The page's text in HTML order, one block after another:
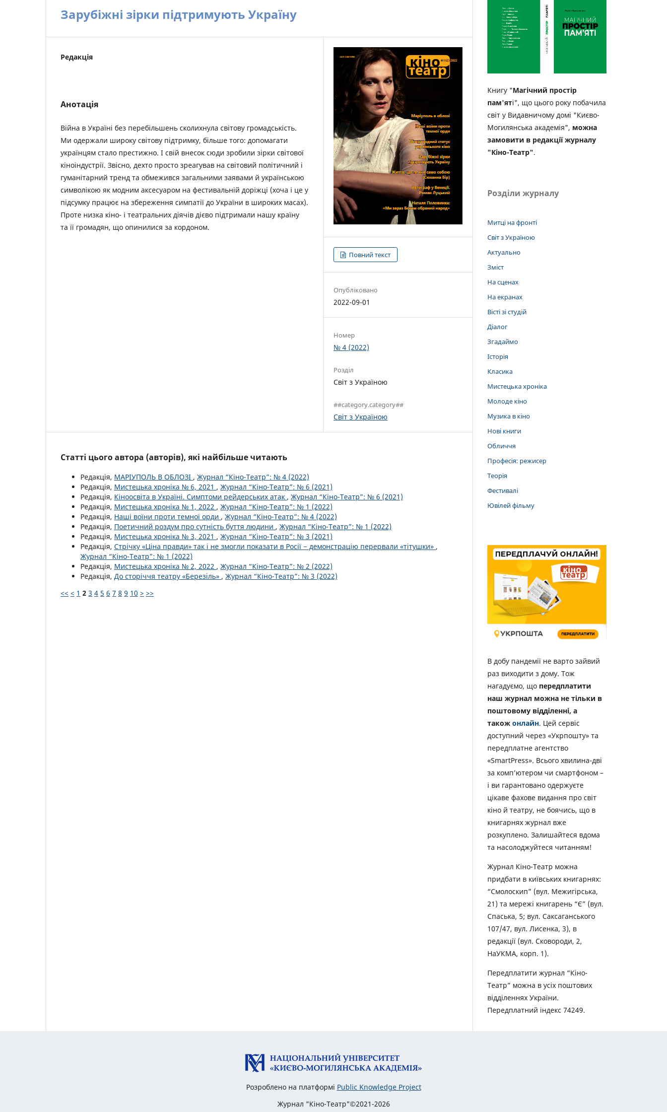
Зарубіжні зірки підтримують Україну
Редакція
Анотація
Війна в Україні без перебільшень сколихнула світову громадськість.
Ми одержали широку світову підтримку, більше того: допомагати
українцям стало престижно. І свій внесок сюди зробили зірки світової
кіноіндустрії. Звісно, дехто просто зреагував на світовий політичний і
гуманітарний тренд та обмежився загальними заявами й українською
символікою як модним аксесуаром на фестивальній доріжці (хоча і це у
підсумку працює на збереження симпатії до України в широких масах).
Проте низка кіно- і театральних діячів дієво підтримали нашу країну
та її громадян, що опинилися за кордоном.
Повний текст
Опубліковано
2022-09-01
Номер
№ 4 (2022)
Розділ
Світ з Україною
##category.category##
Світ з Україною
Статті цього автора (авторів), які найбільше читають
Редакція, МАРІУПОЛЬ В ОБЛОЗІ , Журнал “Кіно-Театр”: № 4 (2022)
Редакція, Мистецька хроніка № 6, 2021 , Журнал “Кіно-Театр”: № 6 (2021)
Редакція, Кіноосвіта в Україні. Симптоми рейдерських атак , Журнал “Кіно-Театр”: № 6 (2021)
Редакція, Мистецька хроніка № 1, 2022 , Журнал “Кіно-Театр”: № 1 (2022)
Редакція, Наші воїни проти темної орди , Журнал “Кіно-Театр”: № 4 (2022)
Редакція, Поетичний роздум про сутність буття людини , Журнал “Кіно-Театр”: № 1 (2022)
Редакція, Мистецька хроніка № 3, 2021 , Журнал “Кіно-Театр”: № 3 (2021)
Редакція, Стрічку «Ціна правди» так і не змогли показати в Росії − демонстрацію перервали «тітушки» ,
Журнал “Кіно-Театр”: № 1 (2022)
Редакція, Мистецька хроніка № 2, 2022 , Журнал “Кіно-Театр”: № 2 (2022)
Редакція, До сторіччя театру «Березіль» , Журнал “Кіно-Театр”: № 3 (2022)
<< < 1 2 3 4 5 6 7 8 9 10 > >>
Книгу "Магічний простір
пам'яті", що цього року побачила
світ у Видавничому домі "Києво-
Могилянська академія", можна
замовити в редакції журналу
"Кіно-Театр".
Розділи журналу
Митці на фронті
Світ з Україною
Актуально
Зміст
На сценах
На екранах
Вісті зі студій
Діалог
Згадаймо
Історія
Класика
Мистецька хроніка
Молоде кіно
Музика в кіно
Нові книги
Обличчя
Професія: режисер
Теорія
Фестивалі
Ювілей фільму
В добу пандемії не варто зайвий
раз виходити з дому. Тож
нагадуємо, що передплатити
наш журнал можна не тільки в
поштовому відділенні, а
також онлайн. Цей сервіс
доступний через «Укрпошту» та
передплатне агентство
«SmartPress». Всього хвилина-дві
за комп’ютером чи смартфоном –
і ви гарантовано одержуєте
цікаве фахове видання про світ
кіно й театру, не боячись, що в
книгарнях журнал вже
розкуплено. Залишайтеся вдома
та насолоджуйтеся читанням!
Журнал Кіно-Театр можна
придбати в київських книгарнях:
“Смолоскип” (вул. Межигірська,
21) та мережі книгарень “Є” (вул.
Спаська, 5; вул. Саксаганського
107/47, вул. Лисенка, 3), в
редакції (вул. Сковороди, 2,
НаУКМА, корп. 1).
Передплатити журнал “Кіно-
Театр” можна в усіх поштових
відділеннях України.
Передплатний індекс 74249.
Розроблено на платформі Public Knowledge Project
Журнал "Кіно-Театр"©2021-2026